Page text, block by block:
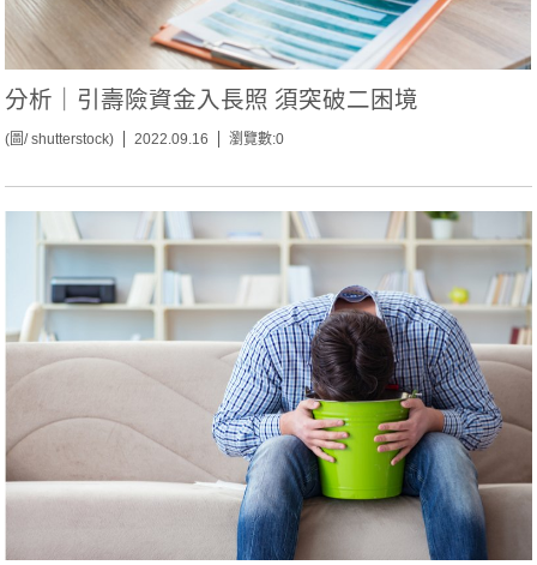
分析｜引壽險資金入長照 須突破二困境
(圖/ shutterstock) 2022.09.16 瀏覽數:0